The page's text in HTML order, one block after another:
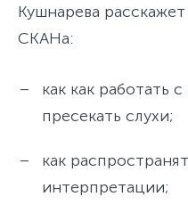
Кушнарева
СКАНа:
как как работать
пресекать слухи;
как
интерпретации;